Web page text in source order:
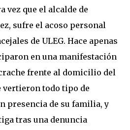
vez que el alcalde de
sufre el acoso personal
de ULEG. Hace apenas
en una manifestación
frente al domicilio del
vertieron todo tipo de
presencia de su familia, y
tras una denuncia